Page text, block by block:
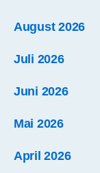
August 2026
Juli 2026
Juni 2026
Mai 2026
April 2026